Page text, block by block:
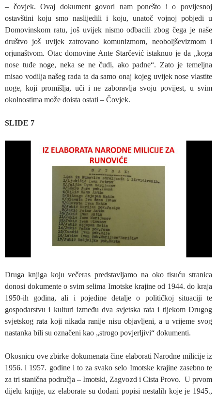
– čovjek. Ovaj dokument govori nam ponešto i o povijesnoj
ostavštini koju smo naslijedili i koju, unatoč vojnoj pobjedi u
Domovinskom ratu, još uvijek nismo odbacili zbog čega je naše
društvo još uvijek zatrovano komunizmom, neoboljševizmom i
orjunaštvom. Otac domovine Ante Starčević istaknuo je da „koga
nose tuđe noge, neka se ne čudi, ako padne“. Zato je temeljna
misao vodilja našeg rada ta da samo onaj kojeg uvijek nose vlastite
noge, koji promišlja, uči i ne zaboravlja svoju povijest, u svim
okolnostima može doista ostati – Čovjek.
SLIDE 7
Druga knjiga koju večeras predstavljamo na oko tisuću stranica
donosi dokumente o svim selima Imotske krajine od 1944. do kraja
1950-ih godina, ali i pojedine detalje o političkoj situaciji te
gospodarstvu i kulturi između dva svjetska rata i tijekom Drugog
svjetskog rata koji nikada ranije nisu objavljeni, a u vrijeme svog
nastanka bili su označeni kao „strogo povjerljivi“ dokumenti.
Okosnicu ove zbirke dokumenata čine elaborati Narodne milicije iz
1956. i 1957. godine i to za svako selo Imotske krajine zasebno te
za tri stanična područja – Imotski, Zagvozd i Cista Provo. U prvom
dijelu knjige, uz elaborate su dodani popisi nestalih koje je 1945.,